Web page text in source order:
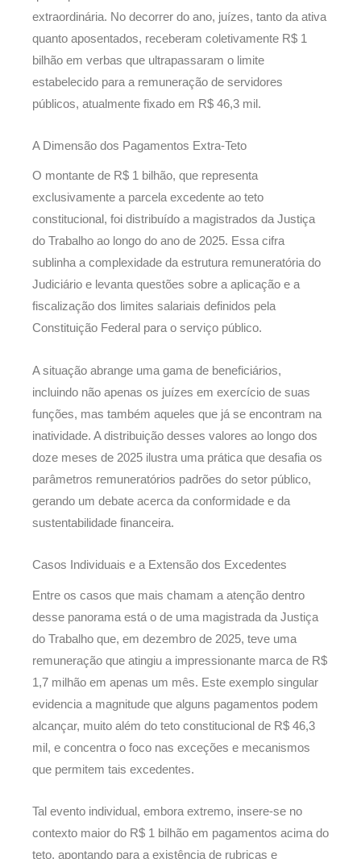
extraordinária. No decorrer do ano, juízes, tanto da ativa
quanto aposentados, receberam coletivamente R$ 1
bilhão em verbas que ultrapassaram o limite
estabelecido para a remuneração de servidores
públicos, atualmente fixado em R$ 46,3 mil.
A Dimensão dos Pagamentos Extra-Teto
O montante de R$ 1 bilhão, que representa
exclusivamente a parcela excedente ao teto
constitucional, foi distribuído a magistrados da Justiça
do Trabalho ao longo do ano de 2025. Essa cifra
sublinha a complexidade da estrutura remuneratória do
Judiciário e levanta questões sobre a aplicação e a
fiscalização dos limites salariais definidos pela
Constituição Federal para o serviço público.
A situação abrange uma gama de beneficiários,
incluindo não apenas os juízes em exercício de suas
funções, mas também aqueles que já se encontram na
inatividade. A distribuição desses valores ao longo dos
doze meses de 2025 ilustra uma prática que desafia os
parâmetros remuneratórios padrões do setor público,
gerando um debate acerca da conformidade e da
sustentabilidade financeira.
Casos Individuais e a Extensão dos Excedentes
Entre os casos que mais chamam a atenção dentro
desse panorama está o de uma magistrada da Justiça
do Trabalho que, em dezembro de 2025, teve uma
remuneração que atingiu a impressionante marca de R$
1,7 milhão em apenas um mês. Este exemplo singular
evidencia a magnitude que alguns pagamentos podem
alcançar, muito além do teto constitucional de R$ 46,3
mil, e concentra o foco nas exceções e mecanismos
que permitem tais excedentes.
Tal evento individual, embora extremo, insere-se no
contexto maior do R$ 1 bilhão em pagamentos acima do
teto, apontando para a existência de rubricas e